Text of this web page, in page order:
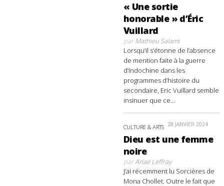
« Une sortie
honorable » d’Éric
Vuillard
parMathieu Salami
Lorsqu’il s’étonne de l’absence
de mention faite à la guerre
d’Indochine dans les
programmes d’histoire du
secondaire, Eric Vuillard semble
insinuer que ce...
CULTURE & ARTS 28 JANVIER 2024
Dieu est une femme
noire
parAnaë Leffray
J’ai récemment lu Sorcières de
Mona Chollet. Outre le fait que